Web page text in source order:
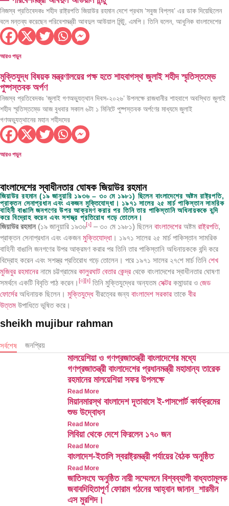
নিজস্ব প্রতিবেদকঃ শহীদ রাষ্ট্রপতি জিয়াউর রহমান দেশে প্রথম ‘সবুজ বিপ্লব’ এর ডাক দিয়েছিলেন
বলে মন্তব্য করেছেন পরিবেশমন্ত্রী আবদুল আউয়াল মিন্টু, এমপি। তিনি বলেন, আধুনিক বাংলাদেশের
আরও পড়ুন
মুক্তিযুদ্ধ বিষয়ক মন্ত্রণালয়ের পক্ষ হতে শাহবাগস্থ জুলাই শহীদ স্মৃতিস্তম্ভে
পুষ্পস্তবক অর্পণ
নিজস্ব প্রতিবেদকঃ ‘জুলাই গণঅভ্যুত্থান দিবস-২০২৬’ উপলক্ষে রাজধানীর শাহবাগে অবস্থিত জুলাই
শহীদ স্মৃতিস্তম্ভে আজ বুধবার সকাল ৬টা ১ মিনিটে পুষ্পস্তবক অর্পণের মাধ্যমে জুলাই
গণঅভ্যুত্থানের মহান শহীদদের
আরও পড়ুন
বাংলাদেশের স্বাধীনতার ঘোষক জিয়াউর রহমান
জিয়াউর রহমান (১৯ জানুয়ারি ১৯৩৬ – ৩০ মে ১৯৮১) ছিলেন বাংলাদেশের অষ্টম রাষ্ট্রপতি,
প্রাক্তন সেনাপ্রধান এবং একজন মুক্তিযোদ্ধা। ১৯৭১ সালের ২৫ মার্চ পাকিস্তান সামরিক
বাহিনী বাঙালি জনগণের উপর আক্রমণ করার পর তিনি তার পাকিস্তানি অধিনায়ককে বন্দি
করে বিদ্রোহ করেন এবং সশস্ত্র প্রতিরোধ গড়ে তোলেন।
জিয়াউর রহমান(১৯ জানুয়ারি ১৯৩৬[২] – ৩০ মে ১৯৮১) ছিলেন বাংলাদেশের অষ্টম রাষ্ট্রপতি,
প্রাক্তন সেনাপ্রধান এবং একজন মুক্তিযোদ্ধা । ১৯৭১ সালের ২৫ মার্চ পাকিস্তান সামরিক
বাহিনী বাঙালি জনগণের উপর আক্রমণ করার পর তিনি তার পাকিস্তানি অধিনায়ককে বন্দি করে
বিদ্রোহ করেন এবং সশস্ত্র প্রতিরোধ গড়ে তোলেন। পরে ১৯৭১ সালের ২৭শে মার্চ তিনি শেখ
মুজিবুর রহমানের নামে চট্টগ্রামের কালুরঘাট বেতার কেন্দ্র থেকে বাংলাদেশের স্বাধীনতার ঘোষণা
সমর্থনে একটি বিবৃতি পাঠ করেন। [৩][৪] তিনি মুক্তিযুদ্ধের অন্যতম সেক্টর কমান্ডার ও জেড
ফোর্সের অধিনায়ক ছিলেন। মুক্তিযুদ্ধে বীরত্বের জন্য বাংলাদেশ সরকারতাকে বীর
উত্তম উপাধিতে ভূষিত করে।
sheikh mujibur rahman
সর্বশেষ জনপ্রিয়
মালয়েশিয়া ও গণপ্রজাতন্ত্রী বাংলাদেশের মধ্যে
গণপ্রজাতন্ত্রী বাংলাদেশের প্রধানমন্ত্রী মহামান্য তারেক
রহমানের মালয়েশিয়া সফর উপলক্ষে
Read More
মিয়ানমারস্থ বাংলাদেশ দূতাবাসে ই-পাসপোর্ট কার্যক্রমের
শুভ উদ্বোধন
Read More
লিবিয়া থেকে দেশে ফিরলেন ১৭০ জন
Read More
বাংলাদেশ-ইতালি স্বরাষ্ট্রমন্ত্রী পর্যায়ের বৈঠক অনুষ্ঠিত
Read More
জাতিসংঘে অনুষ্ঠিত নারী সম্মেলনে বিশ্বব্যাপী বাধ্যতামূলক
জবাবদিহিতাপূর্ণ ফোরাম গঠনের আহ্বান জানান_শারমীন
এস মুরশিদ।